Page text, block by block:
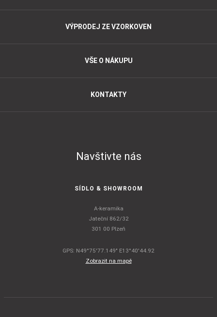
VÝPRODEJ ZE VZORKOVEN
VŠE O NÁKUPU
KONTAKTY
Navštivte nás
SÍDLO & SHOWROOM
A-keramika
Jateční 862/32
301 00 Plzeň
GPS: N49°75'77.149" E13°40'44.92
Zobrazit na mapě